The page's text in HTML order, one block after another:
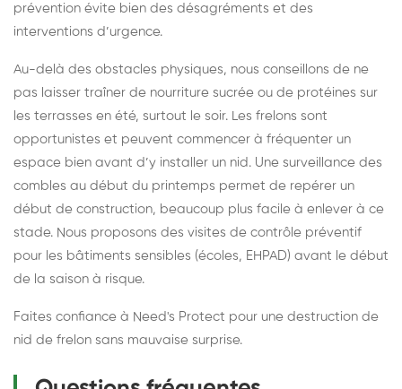
prévention évite bien des désagréments et des
interventions d’urgence.
Au-delà des obstacles physiques, nous conseillons de ne
pas laisser traîner de nourriture sucrée ou de protéines sur
les terrasses en été, surtout le soir. Les frelons sont
opportunistes et peuvent commencer à fréquenter un
espace bien avant d’y installer un nid. Une surveillance des
combles au début du printemps permet de repérer un
début de construction, beaucoup plus facile à enlever à ce
stade. Nous proposons des visites de contrôle préventif
pour les bâtiments sensibles (écoles, EHPAD) avant le début
de la saison à risque.
Faites confiance à Need's Protect pour une destruction de
nid de frelon sans mauvaise surprise.